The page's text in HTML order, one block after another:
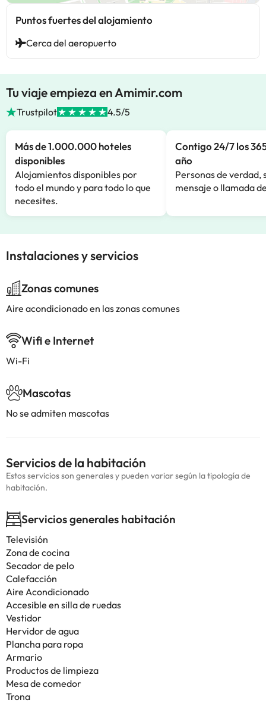
Puntos fuertes del alojamiento
Cerca del aeropuerto
Tu viaje empieza en Amimir.com
Trustpilot 4.5/5
Más de 1.000.000 hoteles
disponibles
Alojamientos disponibles por
todo el mundo y para todo lo que
necesites.
Contigo 24/7 los
año
Personas de verdad,
mensaje o llamada
Instalaciones y servicios
Zonas comunes
Aire acondicionado en las zonas comunes
Wifi e Internet
Wi-Fi
Mascotas
No se admiten mascotas
Servicios de la habitación
Estos servicios son generales y pueden variar según la tipología de
habitación.
Servicios generales habitación
Televisión
Zona de cocina
Secador de pelo
Calefacción
Aire Acondicionado
Accesible en silla de ruedas
Vestidor
Hervidor de agua
Plancha para ropa
Armario
Productos de limpieza
Mesa de comedor
Trona